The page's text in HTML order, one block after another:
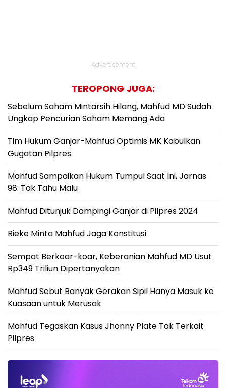
Advertisement
TEROPONG JUGA:
Sebelum Saham Mintarsih Hilang, Mahfud MD Sudah
Ungkap Pencurian Saham Memang Ada
Tim Hukum Ganjar-Mahfud Optimis MK Kabulkan
Gugatan Pilpres
Mahfud Sampaikan Hukum Tumpul Saat Ini, Jarnas
98: Tak Tahu Malu
Mahfud Ditunjuk Dampingi Ganjar di Pilpres 2024
Rieke Minta Mahfud Jaga Konstitusi
Sempat Berkoar-koar, Keberanian Mahfud MD Usut
Rp349 Triliun Dipertanyakan
Mahfud Sebut Banyak Gerakan Sipil Hanya Masuk ke
Kuasaan untuk Merusak
Mahfud Tegaskan Kasus Jhonny Plate Tak Terkait
Pilpres